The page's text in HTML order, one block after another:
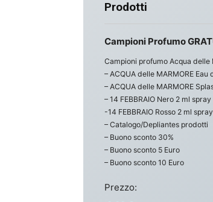
Prodotti
Campioni Profumo
Campioni profumo Acqua delle
– ACQUA delle MARMORE
– ACQUA delle MARMORE
– 14 FEBBRAIO Nero 2 ml spray
-14 FEBBRAIO Rosso 2 ml spray
– Catalogo/Depliantes prodotti
– Buono sconto 30%
– Buono sconto 5 Euro
– Buono sconto 10 Euro
Prezzo: